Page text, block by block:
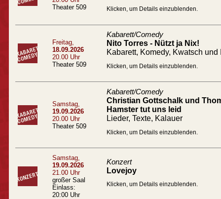
Theater 509
Klicken, um Details einzublenden.
Freitag,
18.09.2026
20.00 Uhr
Theater 509
Kabarett/Comedy
Nito Torres - Nützt ja Nix!
Kabarett, Komedy, Kwatsch und
Klicken, um Details einzublenden.
Samstag,
19.09.2026
20.00 Uhr
Theater 509
Kabarett/Comedy
Christian Gottschalk und
Hamster tut uns leid
Lieder, Texte, Kalauer
Klicken, um Details einzublenden.
Samstag,
19.09.2026
21.00 Uhr
großer Saal
Einlass:
20:00 Uhr
Konzert
Lovejoy
Klicken, um Details einzublenden.